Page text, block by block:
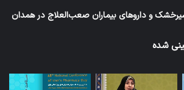
شیرخشک و داروهای بیماران صعب‌العلاج در همدان
شده